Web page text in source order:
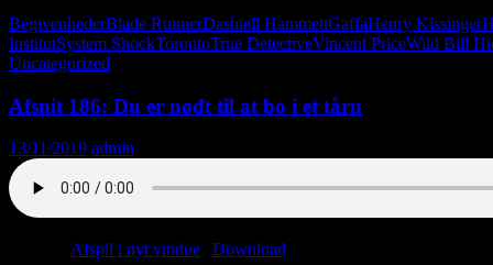
BegivenhederBlade RunnerDashiell HammettGaffaHenry Kissinger
InstitutSystem ShockTorontoTrue DetectiveVincent PriceWild Bill
Uncategorized
Afsnit 186: Du er nødt til at bo i et tårn
13/11/2019 admin
Afspil i nyt vindue Download